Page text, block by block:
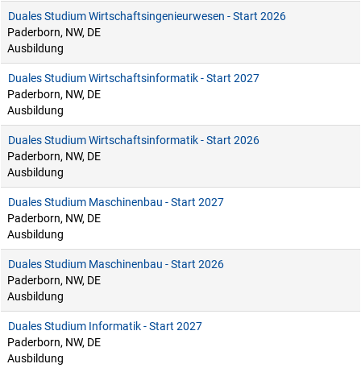
Duales Studium Wirtschaftsingenieurwesen - Start 2026
Paderborn, NW, DE
Ausbildung
Duales Studium Wirtschaftsinformatik - Start 2027
Paderborn, NW, DE
Ausbildung
Duales Studium Wirtschaftsinformatik - Start 2026
Paderborn, NW, DE
Ausbildung
Duales Studium Maschinenbau - Start 2027
Paderborn, NW, DE
Ausbildung
Duales Studium Maschinenbau - Start 2026
Paderborn, NW, DE
Ausbildung
Duales Studium Informatik - Start 2027
Paderborn, NW, DE
Ausbildung